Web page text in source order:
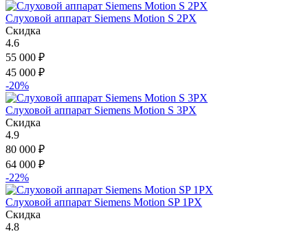
Слуховой аппарат Siemens Motion S 2PX
Скидка
4.6
55 000 ₽
45 000 ₽
-20%
Слуховой аппарат Siemens Motion S 3PX
Скидка
4.9
80 000 ₽
64 000 ₽
-22%
Слуховой аппарат Siemens Motion SP 1PX
Скидка
4.8